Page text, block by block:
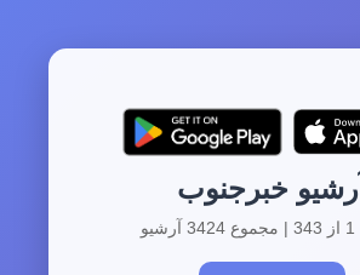
آرشیو خبرجنوب